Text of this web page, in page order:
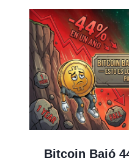
Bitcoin Bajó